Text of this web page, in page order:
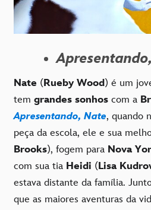
Nate (Rueby Wood) é um
tem grandes sonhos com a
Apresentando, Nate, quando
peça da escola, ele e sua
Brooks), fogem para Nova
com sua tia Heidi (Lisa
estava distante da família.
que as maiores aventuras da